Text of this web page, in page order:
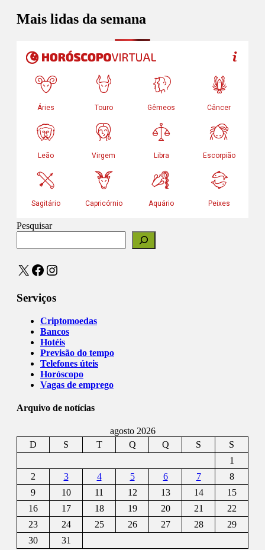
Mais lidas da semana
Pesquisar
X Facebook
Instagram
Serviços
Criptomoedas
Bancos
Hotéis
Previsão do tempo
Telefones úteis
Horóscopo
Vagas de emprego
Arquivo de notícias
agosto 2026
D
S T Q Q S
S
1
2
3 4 5 6 7
8
9
10 11 12 13 14
15
16
17 18 19 20 21
22
23
24 25 26 27 28
29
30
31